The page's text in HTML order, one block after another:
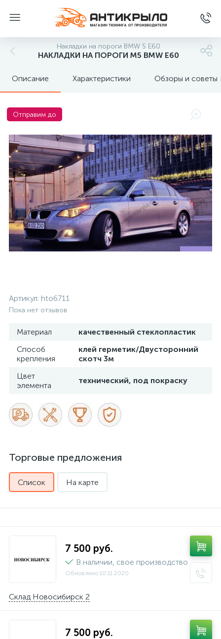
Накладки на пороги BMW 5 E60
НАКЛАДКИ НА ПОРОГИ M5 BMW E60
Описание Характеристики Обзоры и советы
Отправим до
Артикул: hto6711
Пока нет отзывов
Материал
качественный стеклопластик
Способ
крепления
клей герметик/Двусторонний
скотч 3м
Цвет
элемента
технический, под покраску
Торговые предложения
Список На карте
Склад Новосибирск 2
7 500 руб.
В наличии, свое производство
Обновлено 10.11.2020
7 500 руб.